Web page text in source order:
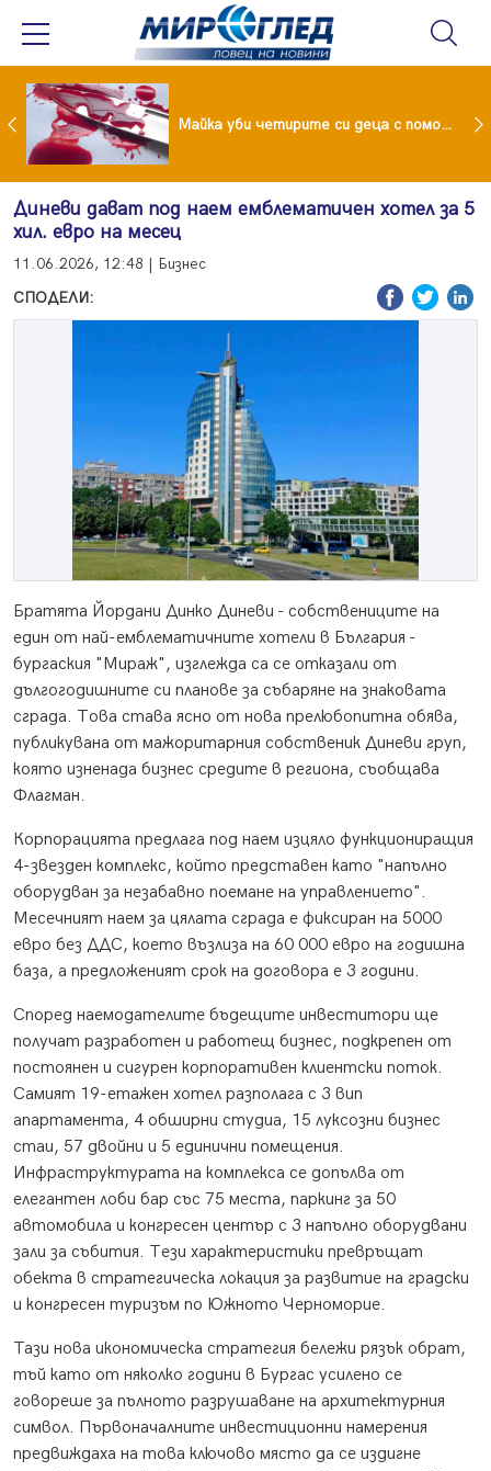
Проф.Кантарджиев: Пазете се от комарите и полово предаваните инфекции Майка уби четирите си деца с помощта на баба им, след което се самоуби
Диневи дават под наем емблематичен хотел за 5
хил. евро на месец
11.06.2026, 12:48 | Бизнес
СПОДЕЛИ:
Братята Йордани Динко Диневи - собствениците на
един от най-емблематичните хотели в България -
бургаския "Мираж", изглежда са се отказали от
дългогодишните си планове за събаряне на знаковата
сграда. Това става ясно от нова прелюбопитна обява,
публикувана от мажоритарния собственик Диневи груп,
която изненада бизнес средите в региона, съобщава
Флагман.
Корпорацията предлага под наем изцяло функциониращия
4-звезден комплекс, който представен като "напълно
оборудван за незабавно поемане на управлението".
Месечният наем за цялата сграда е фиксиран на 5000
евро без ДДС, което възлиза на 60 000 евро на годишна
база, а предложеният срок на договора е 3 години.
Според наемодателите бъдещите инвеститори ще
получат разработен и работещ бизнес, подкрепен от
постоянен и сигурен корпоративен клиентски поток.
Самият 19-етажен хотел разполага с 3 вип
апартамента, 4 обширни студиа, 15 луксозни бизнес
стаи, 57 двойни и 5 единични помещения.
Инфраструктурата на комплекса се допълва от
елегантен лоби бар със 75 места, паркинг за 50
автомобила и конгресен център с 3 напълно оборудвани
зали за събития. Тези характеристики превръщат
обекта в стратегическа локация за развитие на градски
и конгресен туризъм по Южното Черноморие.
Тази нова икономическа стратегия бележи рязък обрат,
тъй като от няколко години в Бургас усилено се
говореше за пълното разрушаване на архитектурния
символ. Първоначалните инвестиционни намерения
предвиждаха на това ключово място да се издигне